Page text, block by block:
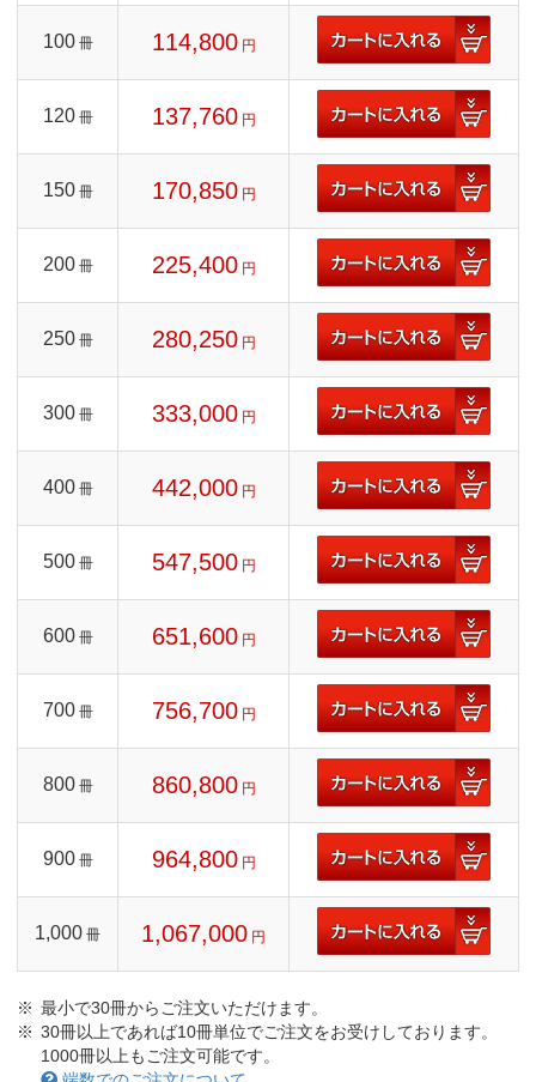
100 冊 114,800 円
120 冊 137,760 円
150 冊 170,850 円
200 冊 225,400 円
250 冊 280,250 円
300 冊 333,000 円
400 冊 442,000 円
500 冊 547,500 円
600 冊 651,600 円
700 冊 756,700 円
800 冊 860,800 円
900 冊 964,800 円
1,000 冊 1,067,000 円
最小で30冊からご注文いただけます。
30冊以上であれば10冊単位でご注文をお受けしております。
1000冊以上もご注文可能です。